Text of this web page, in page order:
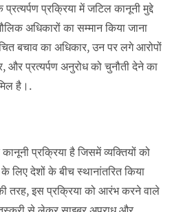
प्रक्रिया में जटिल कानूनी मुद्दे
अधिकारों का सम्मान किया जाना
बचाव का अधिकार, उन पर लगे आरोपों
और प्रत्यर्पण अनुरोध को चुनौती देने का
है।.
प्रक्रिया है जिसमें व्यक्तियों को
लिए देशों के बीच स्थानांतरित किया
तरह, इस प्रक्रिया को आरंभ करने वाले